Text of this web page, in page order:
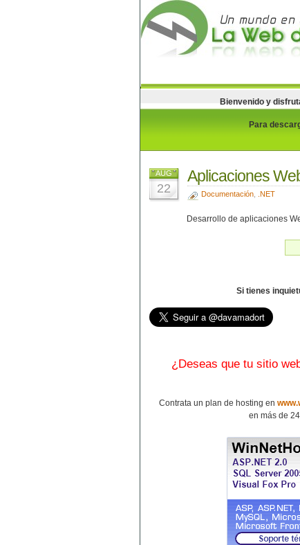
Bienvenido y
Para
AUG
22
Aplicaciones
Documentación, .NET
Desarrollo de aplicaciones
Si tienes
¿Deseas que tu sitio
Contrata un plan de hosting en
en más de